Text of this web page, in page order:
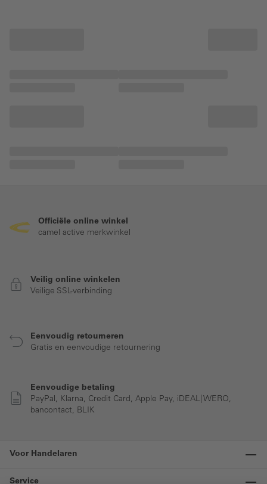
Officiële online winkel
camel active merkwinkel
Veilig online winkelen
Veilige SSL-verbinding
Eenvoudig retourneren
Gratis en eenvoudige retournering
Eenvoudige betaling
PayPal, Klarna, Credit Card, Apple Pay, iDEAL| WERO,
bancontact, BLIK
Voor Handelaren
Service